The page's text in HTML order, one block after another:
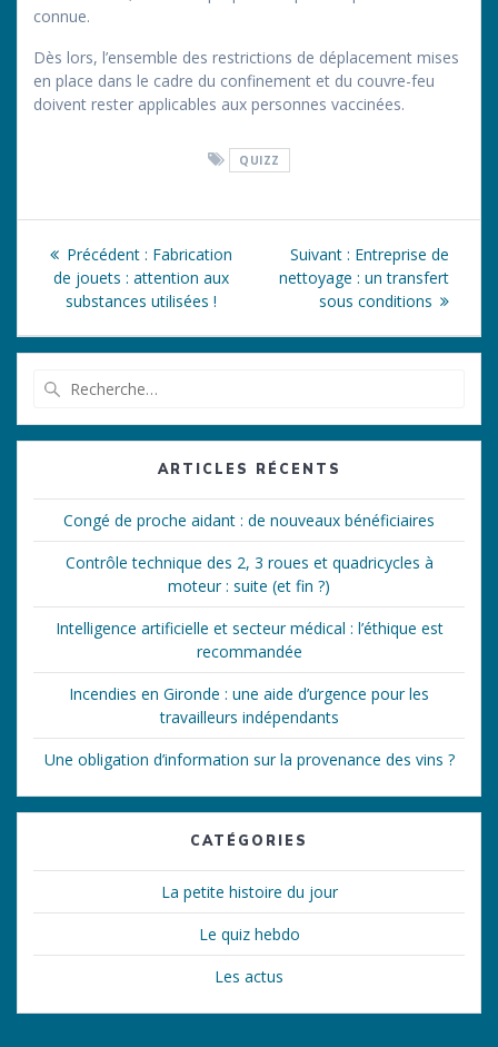
connue.
Dès lors, l’ensemble des restrictions de déplacement mises
en place dans le cadre du confinement et du couvre-feu
doivent rester applicables aux personnes vaccinées.
QUIZZ
Navigation
de
l’article
Précédent : Article
précédent
:
Fabrication
de jouets : attention aux
substances utilisées !
Suivant : Article
suivant
Entreprise de
nettoyage : un transfert
sous conditions
:
ARTICLES RÉCENTS
Congé de proche aidant : de nouveaux bénéficiaires
Contrôle technique des 2, 3 roues et quadricycles à
moteur : suite (et fin ?)
Intelligence artificielle et secteur médical : l’éthique est
recommandée
Incendies en Gironde : une aide d’urgence pour les
travailleurs indépendants
Une obligation d’information sur la provenance des vins ?
CATÉGORIES
La petite histoire du jour
Le quiz hebdo
Les actus